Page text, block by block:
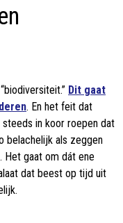
Dit gaat
. En het feit dat
in koor roepen dat
belachelijk als zeggen
gaat om dát ene
dat beest op tijd uit